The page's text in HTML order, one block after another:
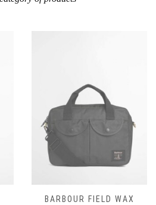
BARBOUR FIELD WAX